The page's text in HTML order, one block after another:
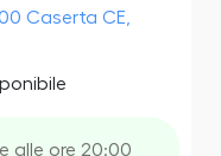
Caserta CE,
alle ore 20:00